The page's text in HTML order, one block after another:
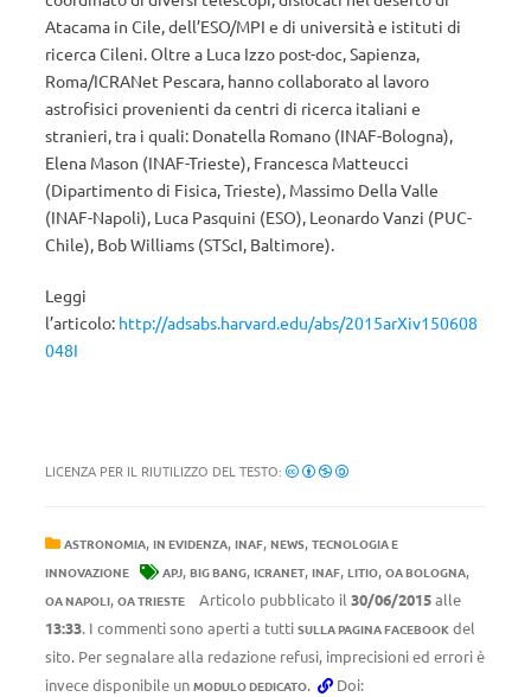
Atacama in Cile, dell’ESO/MPI e di università e istituti di
ricerca Cileni. Oltre a Luca Izzo post-doc, Sapienza,
Roma/ICRANet Pescara, hanno collaborato al lavoro
astrofisici provenienti da centri di ricerca italiani e
stranieri, tra i quali: Donatella Romano (INAF-Bologna),
Elena Mason (INAF-Trieste), Francesca Matteucci
(Dipartimento di Fisica, Trieste), Massimo Della Valle
(INAF-Napoli), Luca Pasquini (ESO), Leonardo Vanzi (PUC-
Chile), Bob Williams (STScI, Baltimore).
Leggi
l’articolo: http://adsabs.harvard.edu/abs/2015arXiv150608
048I
LICENZA PER IL RIUTILIZZO DEL TESTO:
ASTRONOMIA, IN EVIDENZA, INAF, NEWS, TECNOLOGIA E
INNOVAZIONE
APJ, BIG BANG, ICRANET, INAF, LITIO, OA BOLOGNA,
OA NAPOLI, OA TRIESTE Articolo pubblicato il 30/06/2015alle
13:33. I commenti sono aperti a tutti SULLA PAGINA FACEBOOK del
sito. Per segnalare alla redazione refusi, imprecisioni ed errori è
invece disponibile un MODULO DEDICATO. Doi: